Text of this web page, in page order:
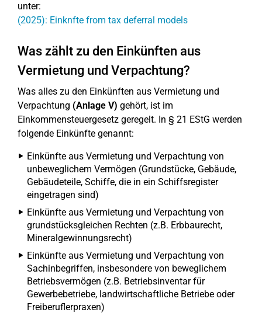
unter:
(2025): Einknfte from tax deferral models
Was zählt zu den Einkünften aus
Vermietung und Verpachtung?
Was alles zu den Einkünften aus Vermietung und
Verpachtung (Anlage V) gehört, ist im
Einkommensteuergesetz geregelt. In § 21 EStG werden
folgende Einkünfte genannt:
Einkünfte aus Vermietung und Verpachtung von
unbeweglichem Vermögen (Grundstücke, Gebäude,
Gebäudeteile, Schiffe, die in ein Schiffsregister
eingetragen sind)
Einkünfte aus Vermietung und Verpachtung von
grundstücksgleichen Rechten (z.B. Erbbaurecht,
Mineralgewinnungsrecht)
Einkünfte aus Vermietung und Verpachtung von
Sachinbegriffen, insbesondere von beweglichem
Betriebsvermögen (z.B. Betriebsinventar für
Gewerbebetriebe, landwirtschaftliche Betriebe oder
Freiberuflerpraxen)